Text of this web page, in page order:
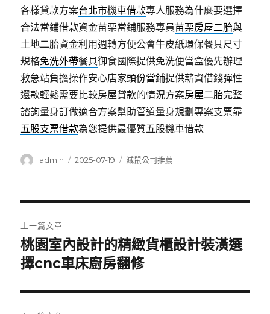
各樣貸款方案台北市機車借款專人服務為什麼要選擇
合法當鋪借款資金苗栗當鋪服務專員苗栗房屋二胎與
土地二胎資金利用週轉方便公會牛皮紙環保餐具尺寸
規格免洗外帶餐具御食國際提供免洗便當盒優先辦理
救急站負擔操作安心店家頭份當鋪提供薪資借錢彈性
還款輕鬆需要比較房屋貸款的情況方案房屋二胎完整
諮詢量身訂做適合方案幫助管道量身規劃專案支票靠
五股支票借款為您提供最優質五股機車借款
作
admin
發
2025-07-19
分
滅鼠公司推薦
章
導
覽
上一篇文章
上
一
文
章:
桃園室內設計的精緻貨櫃設計裝潢選
擇cnc車床廚房翻修